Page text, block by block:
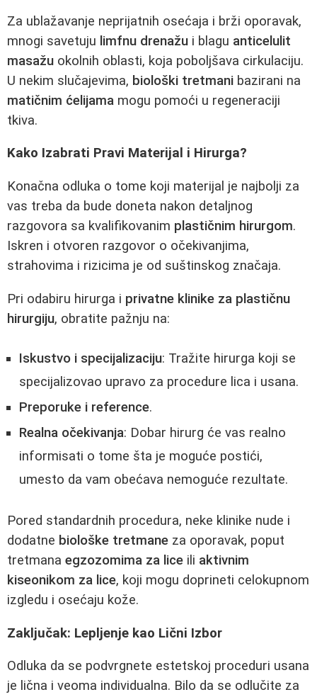
Za ublažavanje neprijatnih osećaja i brži oporavak,
mnogi savetuju limfnu drenažu i blagu anticelulit
masažu okolnih oblasti, koja poboljšava cirkulaciju.
U nekim slučajevima, biološki tretmani bazirani na
matičnim ćelijama mogu pomoći u regeneraciji
tkiva.
Kako Izabrati Pravi Materijal i Hirurga?
Konačna odluka o tome koji materijal je najbolji za
vas treba da bude doneta nakon detaljnog
razgovora sa kvalifikovanim plastičnim hirurgom.
Iskren i otvoren razgovor o očekivanjima,
strahovima i rizicima je od suštinskog značaja.
Pri odabiru hirurga i privatne klinike za plastičnu
hirurgiju, obratite pažnju na:
Iskustvo i specijalizaciju: Tražite hirurga koji se
specijalizovao upravo za procedure lica i usana.
Preporuke i reference.
Realna očekivanja: Dobar hirurg će vas realno
informisati o tome šta je moguće postići,
umesto da vam obećava nemoguće rezultate.
Pored standardnih procedura, neke klinike nude i
dodatne biološke tretmane za oporavak, poput
tretmana egzozomima za lice ili aktivnim
kiseonikom za lice, koji mogu doprineti celokupnom
izgledu i osećaju kože.
Zaključak: Lepljenje kao Lični Izbor
Odluka da se podvrgnete estetskoj proceduri usana
je lična i veoma individualna. Bilo da se odlučite za